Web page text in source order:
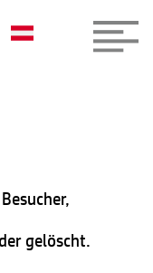
gelöscht.